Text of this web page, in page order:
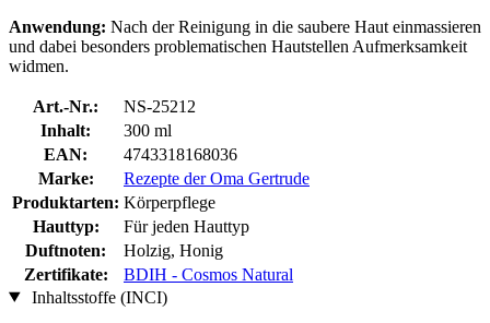
Anwendung: Nach der Reinigung in die saubere Haut einmassieren
und dabei besonders problematischen Hautstellen Aufmerksamkeit
widmen.
Art.-Nr.:
NS-25212
Inhalt:
300 ml
EAN:
4743318168036
Marke:
Rezepte der Oma Gertrude
Produktarten: Körperpflege
Hauttyp:
Für jeden Hauttyp
Duftnoten:
Holzig, Honig
Zertifikate:
BDIH - Cosmos Natural
Inhaltsstoffe (INCI)